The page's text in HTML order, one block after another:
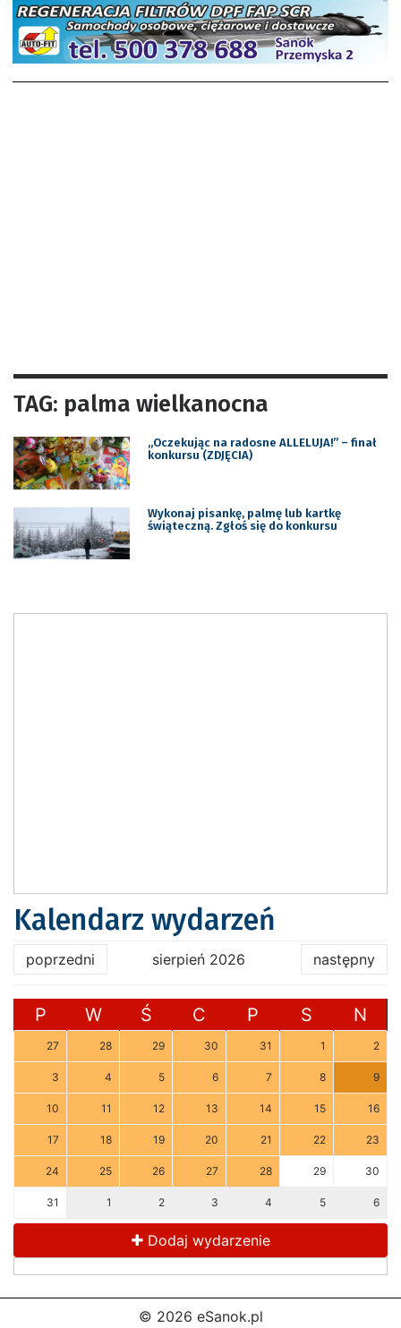
TAG: palma wielkanocna
„Oczekując na radosne ALLELUJA!” – finał
konkursu (ZDJĘCIA)
Wykonaj pisankę, palmę lub kartkę
świąteczną. Zgłoś się do konkursu
Kalendarz wydarzeń
poprzedni sierpień 2026 następny
P W Ś C P S N
27 28 29 30 31 1 2
3 4 5 6 7 8 9
10 11 12 13 14 15 16
17 18 19 20 21 22 23
24 25 26 27 28 29 30
31 1 2 3 4 5 6
Dodaj wydarzenie
© 2026 eSanok.pl